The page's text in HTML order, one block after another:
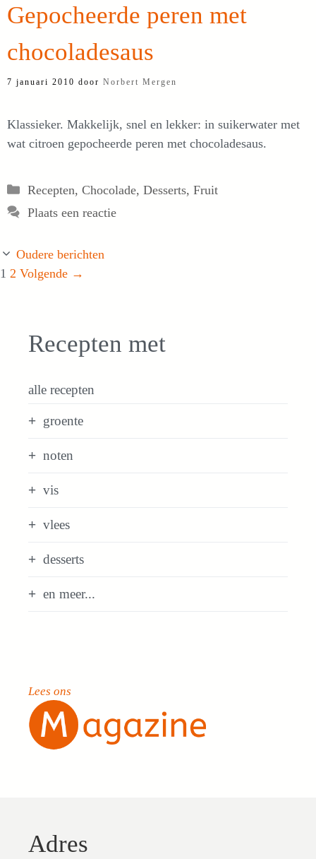
Gepocheerde peren met
chocoladesaus
7 januari 2010 door Norbert Mergen
Klassieker. Makkelijk, snel en lekker: in suikerwater met
wat citroen gepocheerde peren met chocoladesaus.
Categorieën
Recepten, Chocolade, Desserts, Fruit
Plaats een reactie
Oudere berichten
Pagina
1 Pagina
2 Volgende →
Recepten met
alle recepten
groente
noten
vis
vlees
desserts
en meer...
Lees ons
Adres